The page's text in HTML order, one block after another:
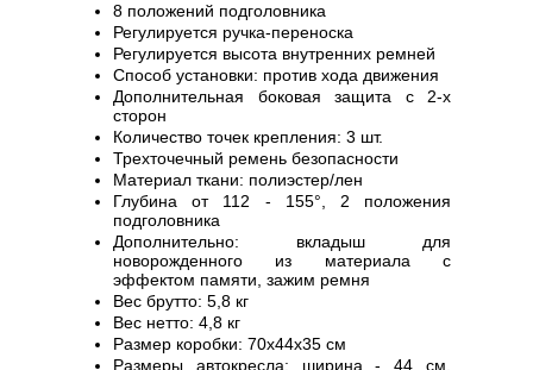
8 положений подголовника
Регулируется ручка-переноска
Регулируется высота внутренних ремней
Способ установки: против хода движения
Дополнительная боковая защита с 2-х
сторон
Количество точек крепления: 3 шт.
Трехточечный ремень безопасности
Материал ткани: полиэстер/лен
Глубина от 112 - 155°, 2 положения
подголовника
Дополнительно: вкладыш для
новорожденного из материала с
эффектом памяти, зажим ремня
Вес брутто: 5,8 кг
Вес нетто: 4,8 кг
Размер коробки: 70х44х35 см
Размеры автокресла: ширина - 44 см,